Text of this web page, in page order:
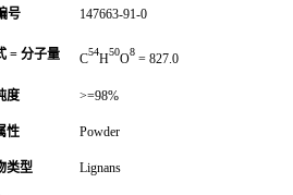
号 147663-91-0
= 分子量 C54H50O8 = 827.0
度 >=98%
性 Powder
类型 Lignans